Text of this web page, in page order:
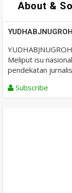
About &
Meliput isu
pendekatan
Subscribe